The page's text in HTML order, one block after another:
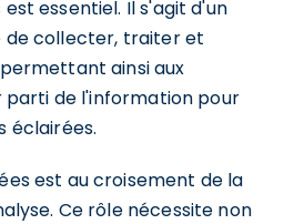
essentiel. Il s'agit d'un
de collecter, traiter et
ainsi aux
de l'information pour
éclairées.
est au croisement de la
Ce rôle nécessite non